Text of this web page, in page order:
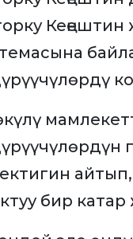
бир